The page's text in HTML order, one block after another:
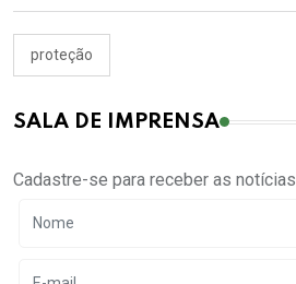
proteção
SALA DE IMPRENSA
Cadastre-se para receber as notícias